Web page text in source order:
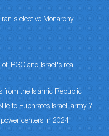
elective Monarchy
IRGC and Israel's real
from the Islamic Republic
to Euphrates Israeli army ?
centers in 2024